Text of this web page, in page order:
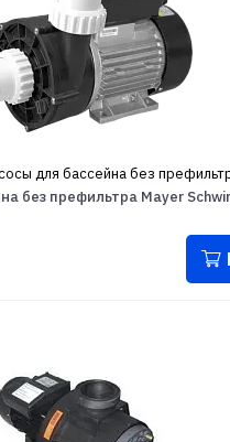
для бассейна без
без префильтра Mayer